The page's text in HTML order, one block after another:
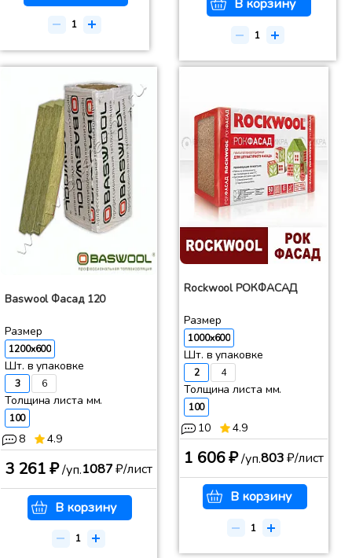
В корзину
Baswool Фасад 120
Размер
1200x600
Шт. в упаковке
3 6
Толщина листа мм.
100
8 4.9
3 261 ₽/уп.1087₽/лист
В корзину
Rockwool РОКФАСАД
Размер
1000x600
Шт. в упаковке
2 4
Толщина листа мм.
100
10 4.9
1 606 ₽/уп.803₽/лист
В корзину